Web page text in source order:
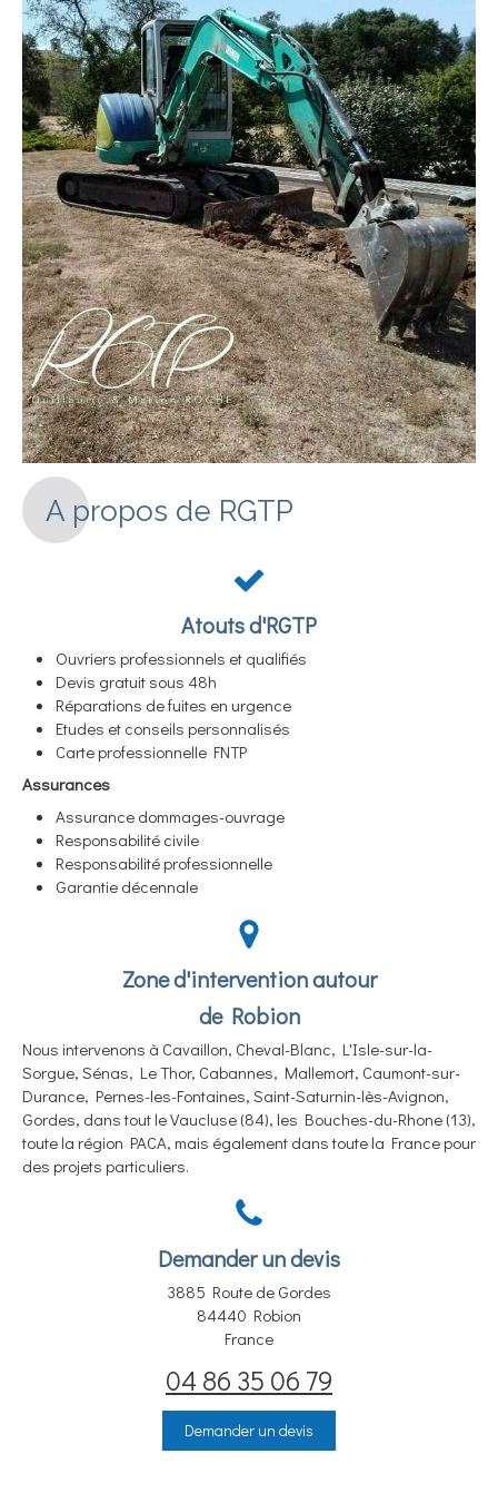
A propos de RGTP
Atouts d'RGTP
Ouvriers professionnels et qualifiés
Devis gratuit sous 48h
Réparations de fuites en urgence
Etudes et conseils personnalisés
Carte professionnelle FNTP
Assurances
Assurance dommages-ouvrage
Responsabilité civile
Responsabilité professionnelle
Garantie décennale
Zone d'intervention autour
de Robion
Nous intervenons à Cavaillon, Cheval-Blanc, L'Isle-sur-la-
Sorgue, Sénas, Le Thor, Cabannes, Mallemort, Caumont-sur-
Durance, Pernes-les-Fontaines, Saint-Saturnin-lès-Avignon,
Gordes, dans tout le Vaucluse (84), les Bouches-du-Rhone (13),
toute la région PACA, mais également dans toute la France pour
des projets particuliers.
Demander un devis
3885 Route de Gordes
84440 Robion
France
04 86 35 06 79
Demander un devis